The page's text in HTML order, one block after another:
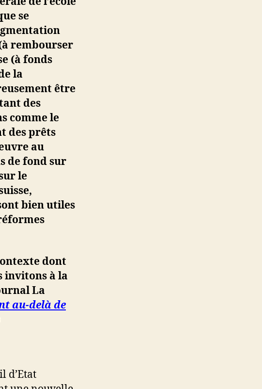
se
rembourser
(à fonds
la
être
des
comme le
des prêts
au
de fond sur
le
bien utiles
dont
invitons à la
La
au-delà de
d’Etat